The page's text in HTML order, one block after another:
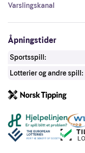
Varslingskanal
Åpningstider
Sportsspill:
Lotterier og andre spill:
Andre lenker